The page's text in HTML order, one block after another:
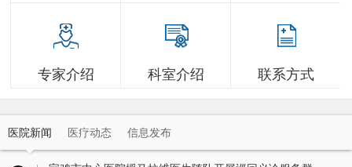
专家介绍 科室介绍 联系方式
医院新闻 医疗动态 信息发布